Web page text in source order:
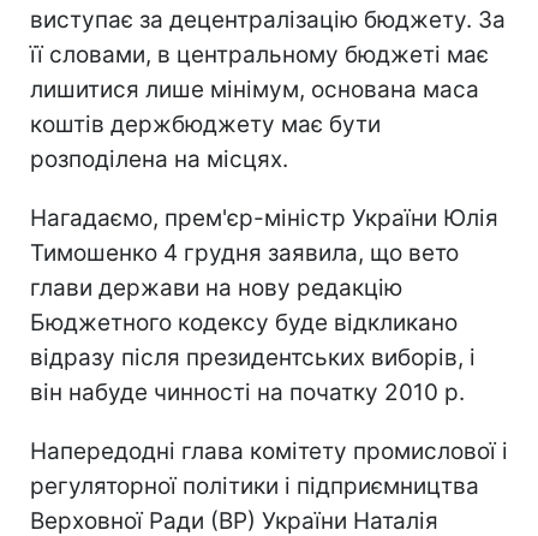
виступає за децентралізацію бюджету. За
її словами, в центральному бюджеті має
лишитися лише мінімум, основана маса
коштів держбюджету має бути
розподілена на місцях.
Нагадаємо, прем'єр-міністр України Юлія
Тимошенко 4 грудня заявила, що вето
глави держави на нову редакцію
Бюджетного кодексу буде відкликано
відразу після президентських виборів, і
він набуде чинності на початку 2010 р.
Напередодні глава комітету промислової і
регуляторної політики і підприємництва
Верховної Ради (ВР) України Наталія